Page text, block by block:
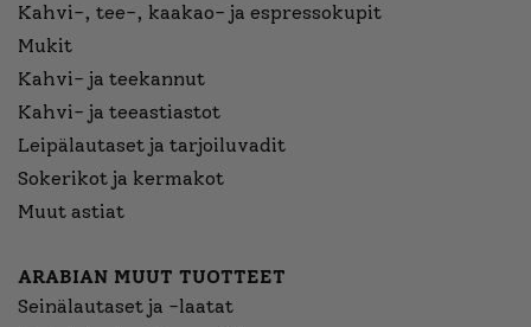
Kahvi-, tee-, kaakao- ja espressokupit
Mukit
Kahvi- ja teekannut
Kahvi- ja teeastiastot
Leipälautaset ja tarjoiluvadit
Sokerikot ja kermakot
Muut astiat
ARABIAN MUUT TUOTTEET
Seinälautaset ja -laatat